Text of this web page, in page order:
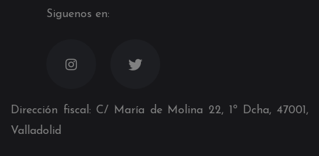
Siguenos en:
Dirección fiscal: C/ María de Molina 22, 1º Dcha, 47001,
Valladolid